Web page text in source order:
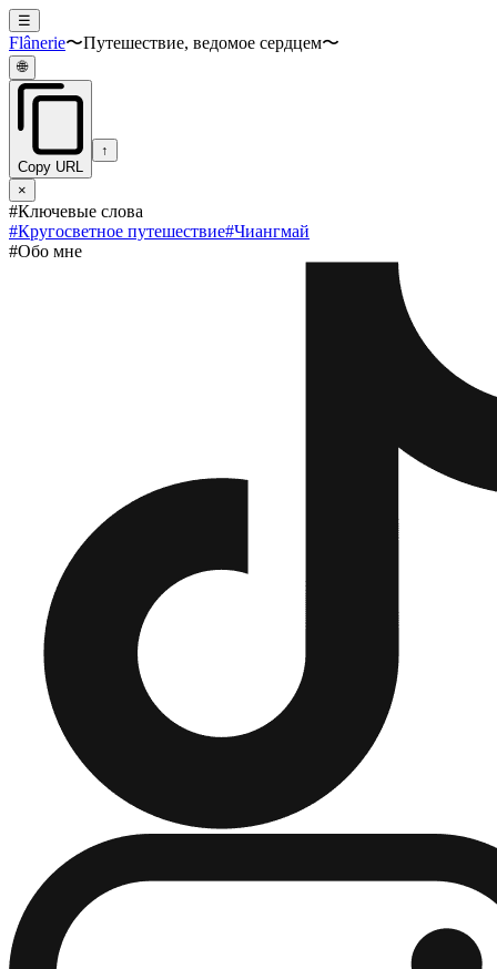
☰
Flânerie〜Путешествие, ведомое сердцем〜
🌐
Copy URL
↑
×
#Ключевые слова
#Кругосветное путешествие#Чиангмай
#Обо мне